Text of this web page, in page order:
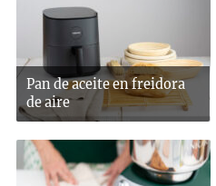
Pan de aceite en freidora
de aire